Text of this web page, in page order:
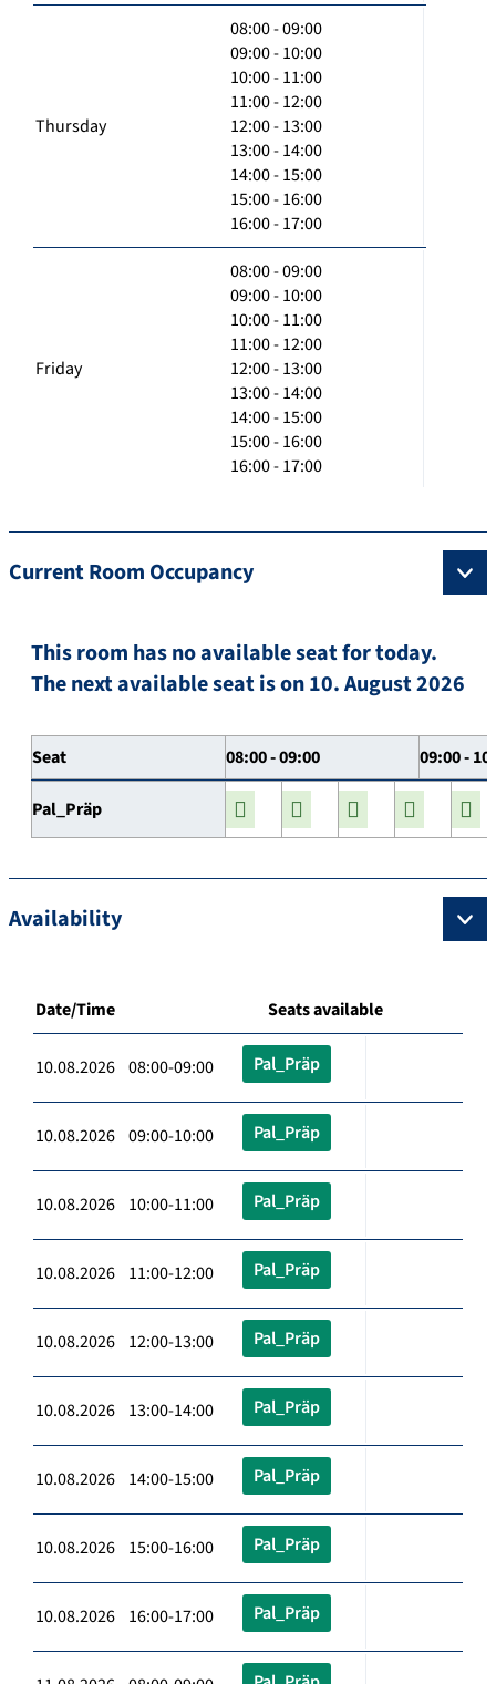
Thursday
08:00 - 09:00
09:00 - 10:00
10:00 - 11:00
11:00 - 12:00
12:00 - 13:00
13:00 - 14:00
14:00 - 15:00
15:00 - 16:00
16:00 - 17:00
Friday
08:00 - 09:00
09:00 - 10:00
10:00 - 11:00
11:00 - 12:00
12:00 - 13:00
13:00 - 14:00
14:00 - 15:00
15:00 - 16:00
16:00 - 17:00
Current Room Occupancy
This room has no available seat for today.
The next available seat is on 10. August 2026
Seat 08:00 - 09:00 09:00 -
Pal_Präp
Availability
Date/Time Seats available
10.08.2026 08:00-09:00 Pal_Präp
10.08.2026 09:00-10:00 Pal_Präp
10.08.2026 10:00-11:00 Pal_Präp
10.08.2026 11:00-12:00 Pal_Präp
10.08.2026 12:00-13:00 Pal_Präp
10.08.2026 13:00-14:00 Pal_Präp
10.08.2026 14:00-15:00 Pal_Präp
10.08.2026 15:00-16:00 Pal_Präp
10.08.2026 16:00-17:00 Pal_Präp